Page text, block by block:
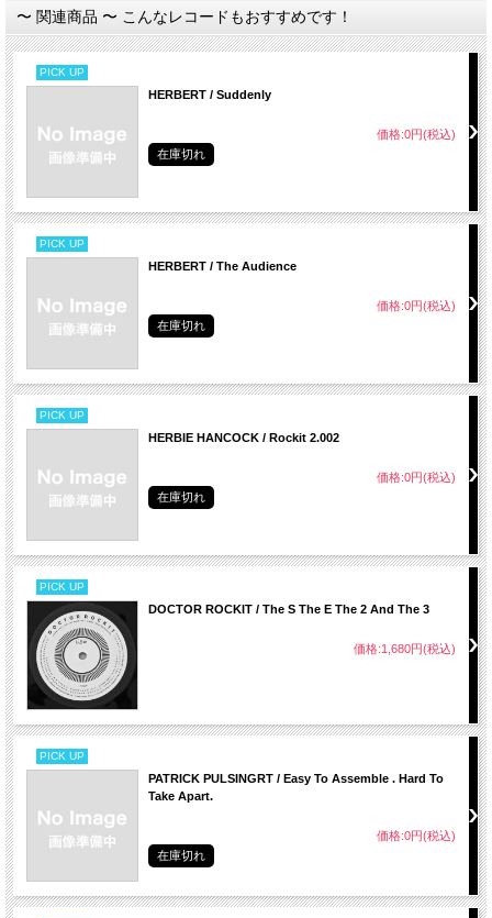
〜 関連商品 〜 こんなレコードもおすすめです！
PICK UP
HERBERT / Suddenly
価格:0円(税込)
在庫切れ
PICK UP
HERBERT / The Audience
価格:0円(税込)
在庫切れ
PICK UP
HERBIE HANCOCK / Rockit 2.002
価格:0円(税込)
在庫切れ
PICK UP
DOCTOR ROCKIT / The S The E The 2 And The 3
価格:1,680円(税込)
PICK UP
PATRICK PULSINGRT / Easy To Assemble . Hard To
Take Apart.
価格:0円(税込)
在庫切れ